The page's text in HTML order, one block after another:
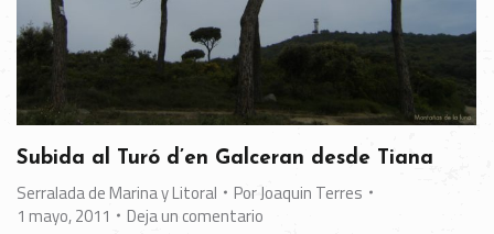
Subida al Turó d’en Galceran desde Tiana
Serralada de Marina y Litoral PorJoaquin Terres
1 mayo, 2011
Deja un comentario